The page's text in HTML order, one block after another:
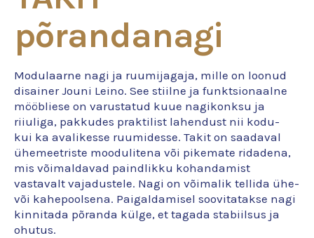
põrandanagi
Modulaarne nagi ja ruumijagaja, mille on loonud
disainer Jouni Leino. See stiilne ja funktsionaalne
mööbliese on varustatud kuue nagikonksu ja
riiuliga, pakkudes praktilist lahendust nii kodu-
kui ka avalikesse ruumidesse. Takit on saadaval
ühemeetriste moodulitena või pikemate ridadena,
mis võimaldavad paindlikku kohandamist
vastavalt vajadustele. Nagi on võimalik tellida ühe-
või kahepoolsena. Paigaldamisel soovitatakse nagi
kinnitada põranda külge, et tagada stabiilsus ja
ohutus.